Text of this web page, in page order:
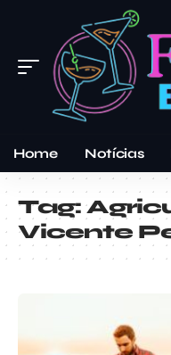
Home Notícias
Tag:
Vicente